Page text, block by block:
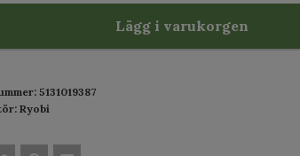
Lägg i varukorgen
5131019387
Ryobi